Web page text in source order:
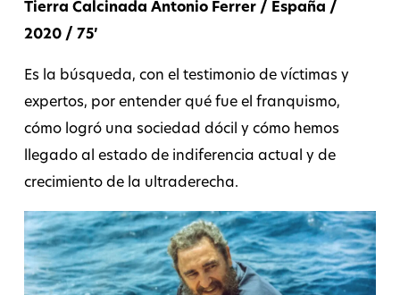
Tierra Calcinada Antonio Ferrer / España /
2020 / 75’
Es la búsqueda, con el testimonio de víctimas y
expertos, por entender qué fue el franquismo,
cómo logró una sociedad dócil y cómo hemos
llegado al estado de indiferencia actual y de
crecimiento de la ultraderecha.